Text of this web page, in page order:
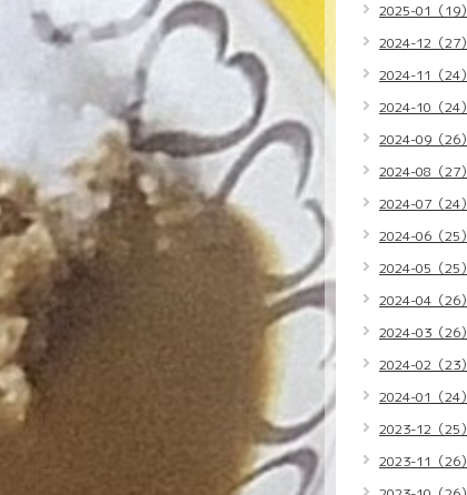
2025-01（19）
2024-12（27）
2024-11（24）
2024-10（24）
2024-09（26）
2024-08（27）
2024-07（24）
2024-06（25）
2024-05（25）
2024-04（26）
2024-03（26）
2024-02（23）
2024-01（24）
2023-12（25）
2023-11（26）